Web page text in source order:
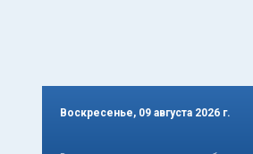
Воскресенье, 09 августа 2026 г.